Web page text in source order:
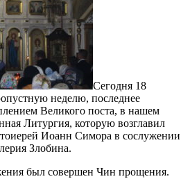
Сегодня 18
неделю, последнее
Великого поста, в нашем
Литургия, которую возглавил
Иоанн Симора в сослужении
Злобина.
был совершен Чин прощения.